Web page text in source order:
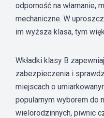
odporność na włamanie,
mechaniczne. W
im wyższa klasa, tym
Wkładki klasy B
zabezpieczenia i
miejscach o
popularnym wyborem do
wielorodzinnych, piwnic